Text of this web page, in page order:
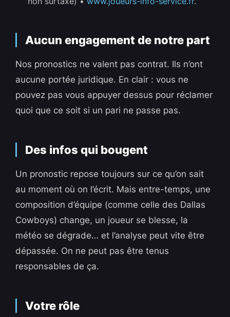
Aucun engagement de notre part
Nos pronostics ne valent pas contrat. Ils n’ont
aucune portée juridique. En clair : vous ne
pouvez pas vous appuyer dessus pour réclamer
quoi que ce soit si un pari ne passe pas.
Des infos qui bougent
Un pronostic repose toujours sur ce qu’on sait
au moment où on l’écrit. Mais entre-temps, une
composition d’équipe (comme celle des Dallas
Cowboys) change, un joueur se blesse, la
météo se dégrade… et l’analyse peut vite être
dépassée. On ne peut pas être tenus
responsables de ça.
Votre rôle